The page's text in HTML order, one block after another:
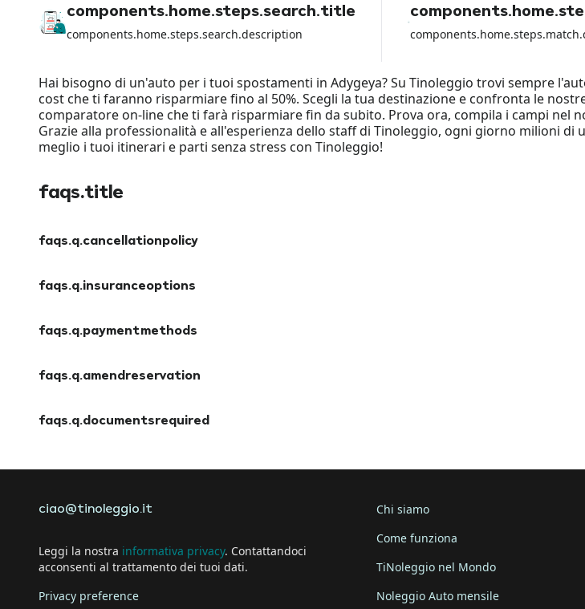
loro non hanno fatto NULLA per
aiutarmi a parte girare la colpa sul
rental car dell aeroporto.
components.home.steps.search.title
components.home.steps.search.description
Hai bisogno di un'auto per i tuoi spostamenti in Adygeya? Su Tinoleggio trovi sempre
cost che ti faranno risparmiare fino al 50%. Scegli la tua destinazione e confronta le
comparatore on-line che ti farà risparmiare fin da subito. Prova ora, compila i campi nel
Grazie alla professionalità e all'esperienza dello staff di Tinoleggio, ogni giorno milioni
meglio i tuoi itinerari e parti senza stress con Tinoleggio!
faqs.title
faqs.q.cancellationpolicy
faqs.q.insuranceoptions
faqs.q.paymentmethods
faqs.q.amendreservation
faqs.q.documentsrequired
ciao@tinoleggio.it
Leggi la nostra informativa privacy. Contattandoci
acconsenti al trattamento dei tuoi dati.
Privacy preference
Chi siamo
Come funziona
TiNoleggio nel Mondo
Noleggio Auto mensile